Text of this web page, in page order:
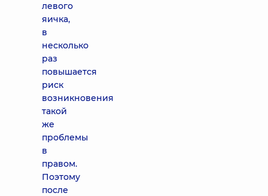
левого
яичка,
в
несколько
раз
повышается
риск
возникновения
такой
же
проблемы
в
правом.
Поэтому
после